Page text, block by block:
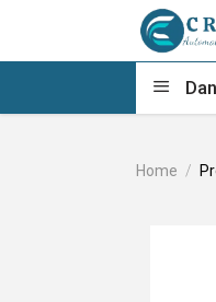
content
Home /